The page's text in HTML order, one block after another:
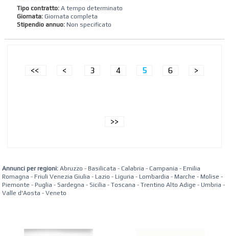
Tipo contratto:A tempo determinato
Giornata: Giornata completa
Stipendio annuo: Non specificato
<< < 3 4 5 6 >
>>
Annunci per regioni: Abruzzo -Basilicata -Calabria -Campania -Emilia
Romagna -Friuli Venezia Giulia -Lazio -Liguria -Lombardia -Marche -Molise -
Piemonte -Puglia - Sardegna - Sicilia -Toscana -Trentino Alto Adige -Umbria -
Valle d'Aosta -Veneto